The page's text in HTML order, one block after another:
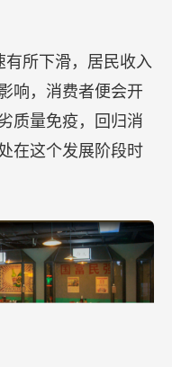
有所下滑，居民收入
响，消费者便会开
质量免疫，回归消
在这个发展阶段时